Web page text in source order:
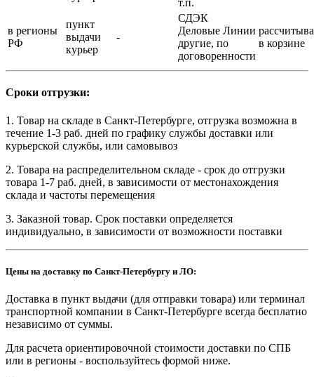
т.п.
в регионы
РФ
пункт
выдачи
курьер
-
СДЭК
Деловые Линии
другие, по
договоренности
в корзине
Сроки отгрузки:
1. Товар на складе в Санкт-Петербурге, отгрузка возможна в
течение 1-3 раб. дней по графику службы доставки или
курьерской службы, или самовывоз
2. Товара на распределительном складе - срок до отгрузки
товара 1-7 раб. дней, в зависимости от местонахождения
склада и частоты перемещения
3. Заказной товар. Срок поставки определяется
индивидуально, в зависимости от возможности поставки
Цены на доставку по Санкт-Петербургу и ЛО:
Доставка в пункт выдачи (для отправки товара) или терминал
транспортной компании в Санкт-Петербурге всегда бесплатно
независимо от суммы.
Для расчета ориентировочной стоимости доставки по СПБ
или в регионы - воспользуйтесь формой ниже.